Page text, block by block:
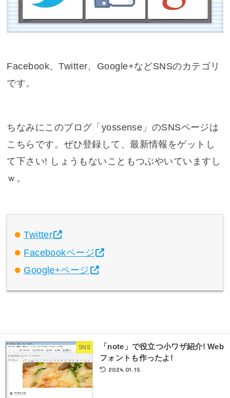
Facebook、Twitter、Google+などSNSのカテゴリ
です。
ちなみにこのブログ「yossense」のSNSページは
こちらです。ぜひ登録して、最新情報をゲットし
て下さい! しょうもないこともつぶやいていますし
ｗ。
Twitter
Facebookページ
Google+ページ
SNS
「note」で役立つ小ワザ紹介! Web
フォントも作ったよ!
2024.01.15